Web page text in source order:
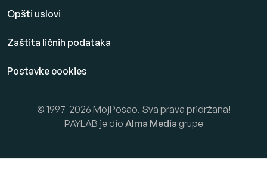
Opšti uslovi
Zaštita ličnih podataka
Postavke cookies
© 1997-2026 MojPosao. Sva prava pridržana!
PAYLAB je dio Alma Media grupe